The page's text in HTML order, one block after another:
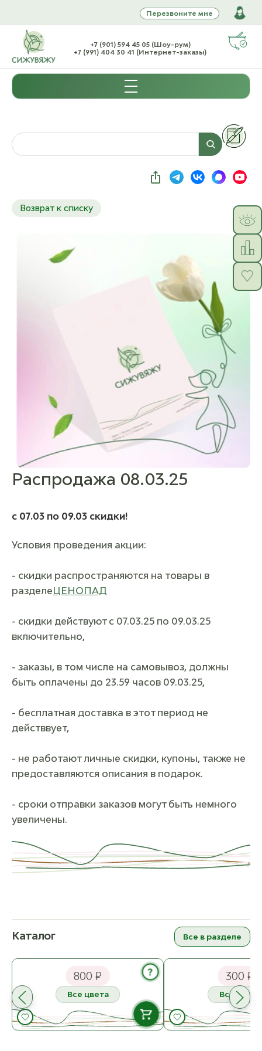
Перезвоните мне
+7 (901) 594 45 05 (Шоу-рум)
+7 (991) 404 30 41 (Интернет-заказы)
Возврат к списку
Распродажа 08.03.25
c 07.03 по 09.03 скидки!
Условия проведения акции:
- скидки распространяются на товары в
разделеЦЕНОПАД
- скидки действуют с 07.03.25 по 09.03.25
включительно,
- заказы, в том числе на самовывоз, должны
быть оплачены до 23.59 часов 09.03.25,
- бесплатная доставка в этот период не
действвует,
- не работают личные скидки, купоны, также не
предоставляются описания в подарок.
- сроки отправки заказов могут быть немного
увеличены.
Каталог Все в разделе
СижуВяжу Описание по
?
800 ₽
Все цвета
СижуВяжу Описание
300 ₽
Все цвета